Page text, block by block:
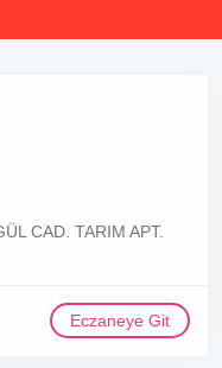
CAD. TARIM APT.
Eczaneye Git